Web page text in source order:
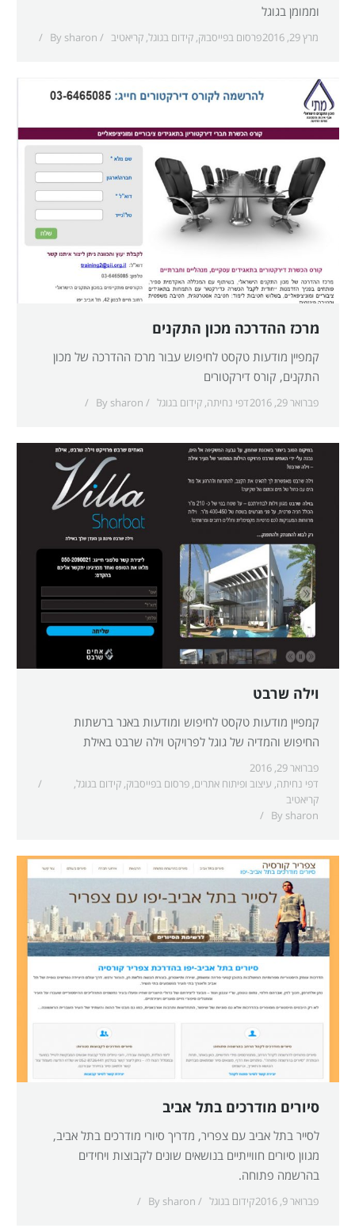
וממומן בגוגל
מרץ 29, 2016 פרסום בפייסבוק, קידום בגוגל, קריאטיב By sharon
מרכז ההדרכה מכון התקנים
קמפיין מודעות טקסט לחיפוש עבור מרכז ההדרכה של מכון
התקנים, קורס דירקטורים
פברואר 29, 2016 דפי נחיתה, קידום בגוגל By sharon
וילה שרבט
קמפיין מודעות טקסט לחיפוש ומודעות באנר ברשתות
החיפוש והמדיה של גוגל לפרויקט וילה שרבט באילת
פברואר 29, 2016
דפי נחיתה, עיצוב ופיתוח אתרים, פרסום בפייסבוק, קידום בגוגל,
קריאטיב
By sharon
סיורים מודרכים בתל אביב
לסייר בתל אביב עם צפריר, מדריך סיורי מודרכים בתל אביב,
מגוון סיורים חווייתיים בנושאים שונים לקבוצות ויחידים
בהרשמה פתוחה.
פברואר 9, 2016 קידום בגוגל By sharon